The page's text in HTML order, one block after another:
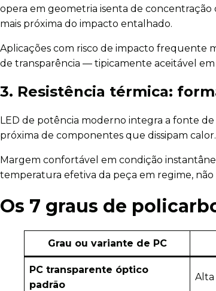
opera em geometria isenta de concentração
mais próxima do impacto entalhado.
Aplicações com risco de impacto frequente
de transparência — tipicamente aceitável
3. Resistência térmica:
LED de potência moderno integra a fonte
próxima de componentes que dissipam
Margem confortável em condição
temperatura efetiva da peça em regime,
Os 7 graus de
Grau ou variante de PC
PC transparente óptico
padrão
Alta